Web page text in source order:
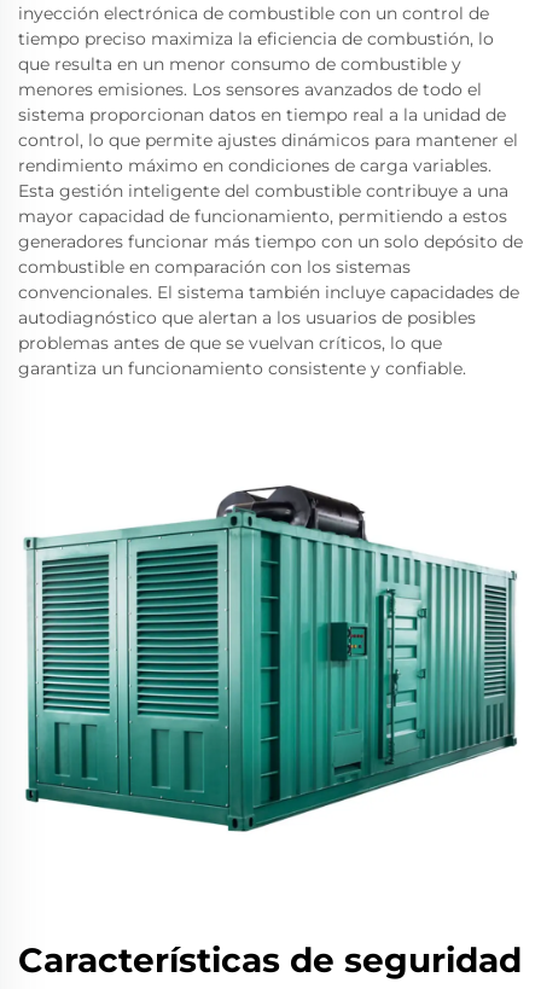
inyección electrónica de combustible con un control de
tiempo preciso maximiza la eficiencia de combustión, lo
que resulta en un menor consumo de combustible y
menores emisiones. Los sensores avanzados de todo el
sistema proporcionan datos en tiempo real a la unidad de
control, lo que permite ajustes dinámicos para mantener el
rendimiento máximo en condiciones de carga variables.
Esta gestión inteligente del combustible contribuye a una
mayor capacidad de funcionamiento, permitiendo a estos
generadores funcionar más tiempo con un solo depósito de
combustible en comparación con los sistemas
convencionales. El sistema también incluye capacidades de
autodiagnóstico que alertan a los usuarios de posibles
problemas antes de que se vuelvan críticos, lo que
garantiza un funcionamiento consistente y confiable.
Características de seguridad